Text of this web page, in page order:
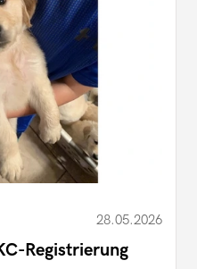
28.05.2026
Registrierung